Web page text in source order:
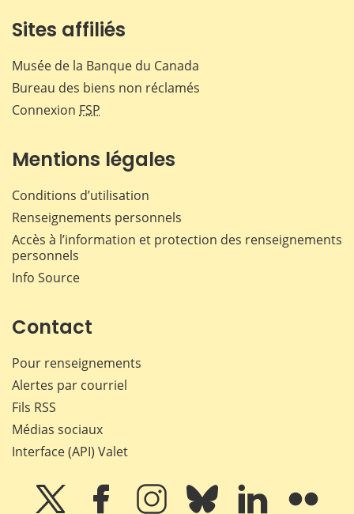
Sites affiliés
Musée de la Banque du Canada
Bureau des biens non réclamés
Connexion FSP
Mentions légales
Conditions d’utilisation
Renseignements personnels
Accès à l’information et protection des renseignements
personnels
Info Source
Contact
Pour renseignements
Alertes par courriel
Fils RSS
Médias sociaux
Interface (API) Valet